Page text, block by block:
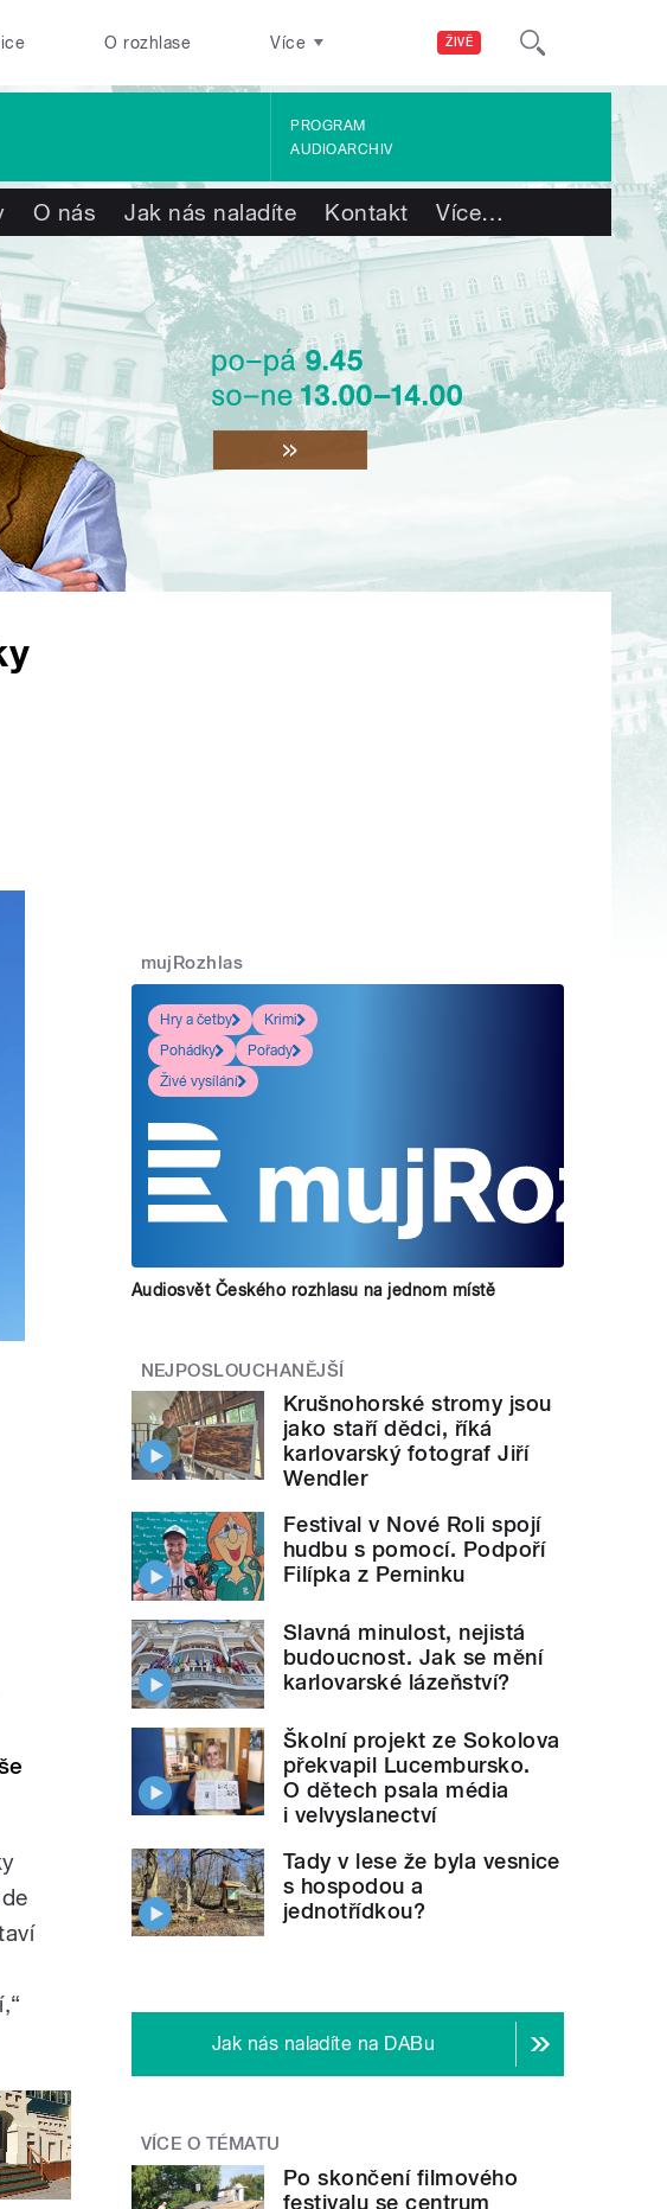
ŽIVĚ
O rozhlase Více
PROGRAM
AUDIOARCHIV
O nás Jak nás naladíte Kontakt Více…
mujRozhlas
Hry a četby
Krimi
Pohádky
Pořady
Živé vysílání
Audiosvět Českého rozhlasu na jednom místě
NEJPOSLOUCHANĚJŠÍ
Krušnohorské stromy jsou
jako staří dědci, říká
karlovarský fotograf Jiří
Wendler
Festival v Nové Roli spojí
hudbu s pomocí. Podpoří
Filípka z Perninku
Slavná minulost, nejistá
budoucnost. Jak se mění
karlovarské lázeňství?
Školní projekt ze Sokolova
překvapil Lucembursko.
O dětech psala média
i velvyslanectví
Tady v lese že byla vesnice
s hospodou a
jednotřídkou?
Jak nás naladíte na DABu
VÍCE O TÉMATU
Po skončení filmového
festivalu se centrum